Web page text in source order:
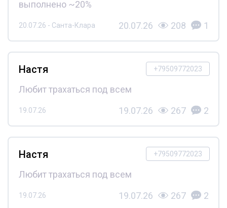
выполнено ~20%
20.07.26 - Санта-Клара 20.07.26 208 1
+79509772023
Настя
Любит трахаться под всем
19.07.26 19.07.26 267 2
+79509772023
Настя
Любит трахаться под всем
19.07.26 19.07.26 267 2